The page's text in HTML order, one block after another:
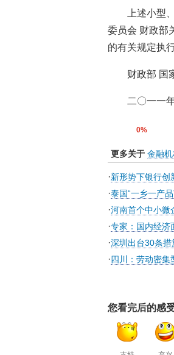
上述小型
委员会 财政部
的有关规定执行
财政部 国
二〇一一
0%
更多关于 金融机
·新形势下银行创
·泰国“一乡一产
·河南首个中小微
·专家：国内经济
·深圳出台30条
·四川：劳动密集
您看完后的感